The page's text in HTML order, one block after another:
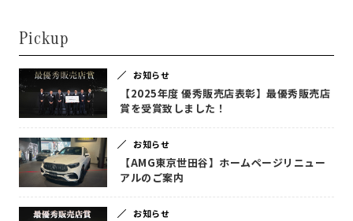
Pickup
お知らせ
【2025年度 優秀販売店表彰】最優秀販売店
賞を受賞致しました！
お知らせ
【AMG東京世田谷】ホームページリニュー
アルのご案内
お知らせ